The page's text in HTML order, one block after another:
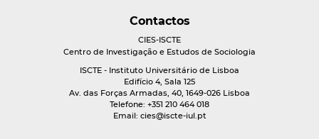
Contactos
CIES-ISCTE
Centro de Investigação e Estudos de Sociologia
ISCTE - Instituto Universitário de Lisboa
Edifício 4, Sala 125
Av. das Forças Armadas, 40, 1649-026 Lisboa
Telefone: +351 210 464 018
Email: cies@iscte-iul.pt